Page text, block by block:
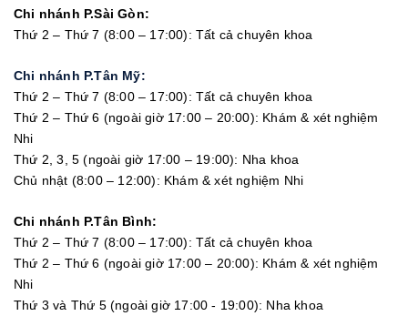
Chi nhánh P.Sài Gòn:
Thứ 2 – Thứ 7 (8:00 – 17:00): Tất cả chuyên khoa
Chi nhánh P.Tân Mỹ:
Thứ 2 – Thứ 7 (8:00 – 17:00): Tất cả chuyên khoa
Thứ 2 – Thứ 6 (ngoài giờ 17:00 – 20:00): Khám & xét nghiệm
Nhi
Thứ 2, 3, 5 (ngoài giờ 17:00 – 19:00): Nha khoa
Chủ nhật (8:00 – 12:00): Khám & xét nghiệm Nhi
Chi nhánh P.Tân Bình:
Thứ 2 – Thứ 7 (8:00 – 17:00): Tất cả chuyên khoa
Thứ 2 – Thứ 6 (ngoài giờ 17:00 – 20:00): Khám & xét nghiệm
Nhi
Thứ 3 và Thứ 5 (ngoài giờ 17:00 - 19:00): Nha khoa